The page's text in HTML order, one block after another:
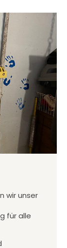
wir unser
für alle